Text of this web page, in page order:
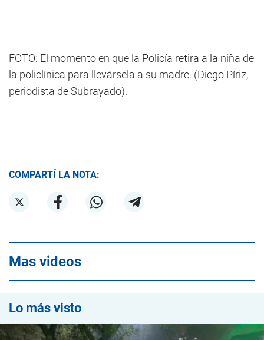
FOTO: El momento en que la Policía retira a la niña de
la policlínica para llevársela a su madre. (Diego Píriz,
periodista de Subrayado).
COMPARTÍ LA NOTA:
Mas videos
Lo más visto